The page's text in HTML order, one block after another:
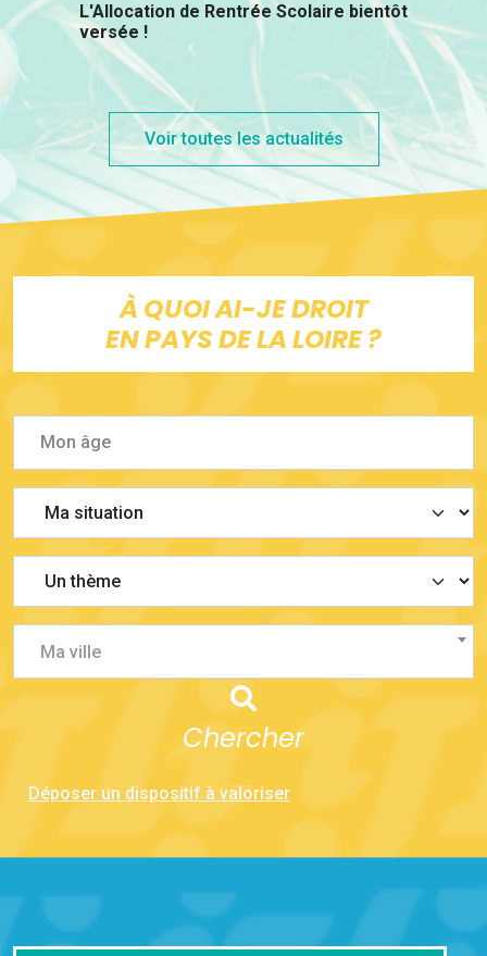
L'Allocation de Rentrée Scolaire bientôt
versée !
Voir toutes les actualités
À QUOI AI-JE DROIT
EN PAYS DE LA LOIRE ?
Ma ville
Chercher
Déposer un dispositif à valoriser